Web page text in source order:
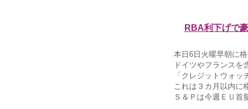
RBA利下げで
本日6日火曜早朝に
ドイツやフランスを
「クレジットウォッ
これは３カ月以内に
Ｓ＆Ｐは今週ＥＵ首